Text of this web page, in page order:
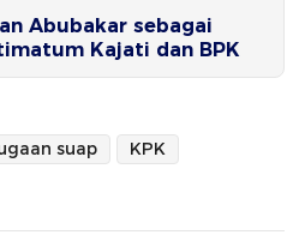
Abubakar sebagai
Kajati dan BPK
suap
KPK